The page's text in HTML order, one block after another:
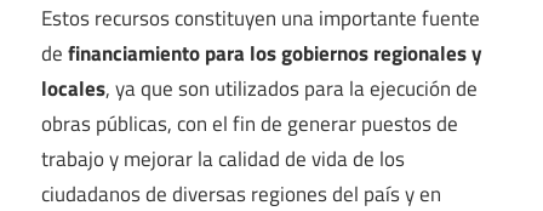
Estos recursos constituyen una importante fuente
definanciamiento para los gobiernos regionales y
locales, ya que son utilizados para la ejecución de
obras públicas, con el fin de generar puestos de
trabajo y mejorar la calidad de vida de los
ciudadanos de diversas regiones del país y en